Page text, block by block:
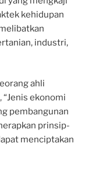
kehidupan
industri,
ahli
ekonomi
pembangunan
prinsip-
menciptakan